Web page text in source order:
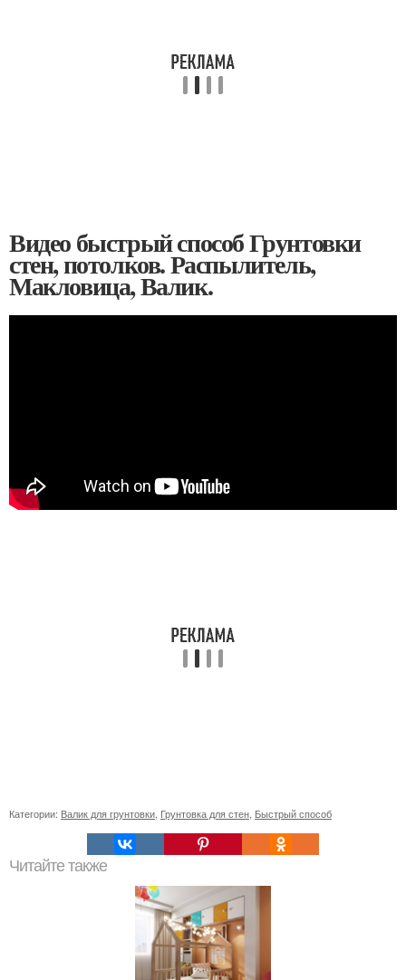
Видео быстрый способ Грунтовки
стен, потолков. Распылитель,
Макловица, Валик.
Категории: Валик для грунтовки Грунтовка для стен Быстрый способ
Читайте также